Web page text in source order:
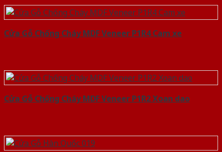
Cửa Gỗ Chống Cháy MDF Veneer P1R4 Cam xe
Cửa Gỗ Chống Cháy MDF Veneer P1R2 Xoan dao